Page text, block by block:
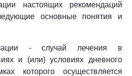
настоящих рекомендаций
основные понятия и
- случай лечения в
и (или) условиях дневного
которого осуществляется